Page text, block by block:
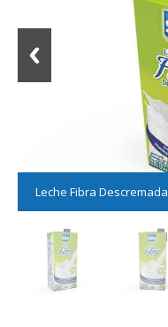
Leche Fibra Descremada